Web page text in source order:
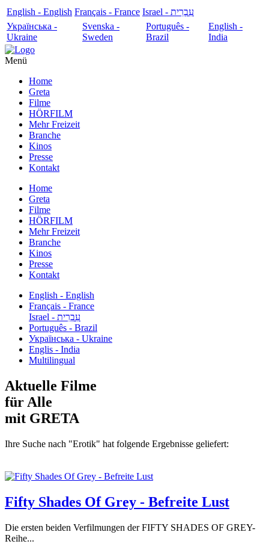
English - English Français - France
עִבְרִית - Israel
Українська -
Ukraine
Svenska -
Sweden
Português -
Brazil
English -
India
Menü
Home
Greta
Filme
HÖRFILM
Mehr Freizeit
Branche
Kinos
Presse
Kontakt
Home
Greta
Filme
HÖRFILM
Mehr Freizeit
Branche
Kinos
Presse
Kontakt
English - English
Français - France
עִבְרִית - Israel
Português - Brazil
Українська - Ukraine
Englis - India
Multilingual
Aktuelle Filme
für Alle
mit GRETA
Ihre Suche nach "Erotik" hat folgende Ergebnisse geliefert:
Fifty Shades Of Grey - Befreite Lust
Die ersten beiden Verfilmungen der FIFTY SHADES OF GREY-
Reihe...